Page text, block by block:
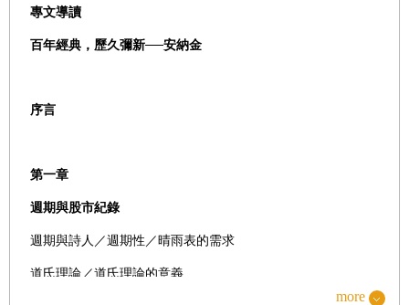
專文導讀
百年經典，歷久彌新──安納金
序言
第一章
週期與股市紀錄
週期與詩人／週期性／晴雨表的需求
道氏理論／道氏理論的意義
more